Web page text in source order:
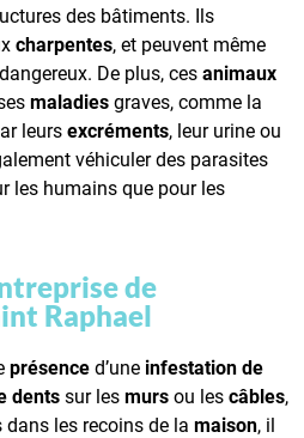
des bâtiments. Ils
charpentes, et peuvent même
De plus, ces animaux
maladies graves, comme la
leurs excréments, leur urine ou
véhiculer des parasites
les humains que pour les
de
Raphael
présence d’une infestation de
dents sur les murs ou les câbles,
dans les recoins de la maison, il